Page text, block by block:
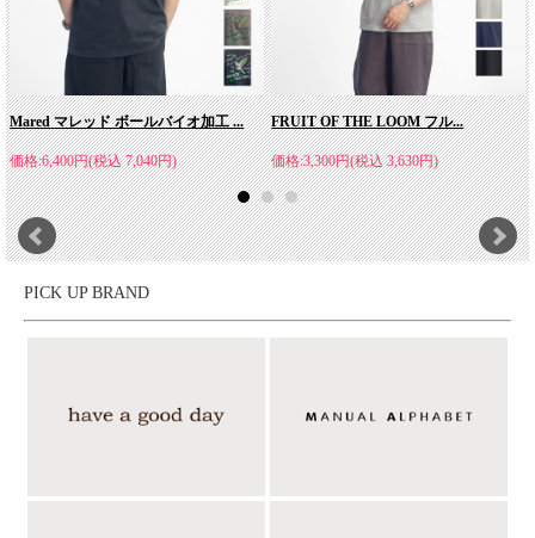
Mared マレッド ボールバイオ加工 ...
価格:6,400円(税込 7,040円)
FRUIT OF THE LOOM フル...
価格:3,300円(税込 3,630円)
PICK UP BRAND